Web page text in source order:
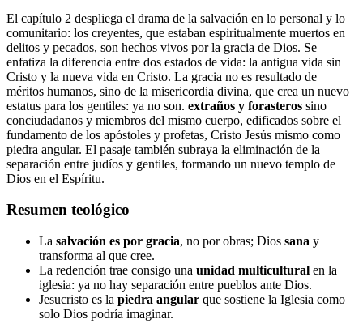
El capítulo 2 despliega el drama de la salvación en lo personal y lo
comunitario: los creyentes, que estaban espiritualmente muertos en
delitos y pecados, son hechos vivos por la gracia de Dios. Se
enfatiza la diferencia entre dos estados de vida: la antigua vida sin
Cristo y la nueva vida en Cristo. La gracia no es resultado de
méritos humanos, sino de la misericordia divina, que crea un nuevo
estatus para los gentiles: ya no son. extraños y forasteros sino
conciudadanos y miembros del mismo cuerpo, edificados sobre el
fundamento de los apóstoles y profetas, Cristo Jesús mismo como
piedra angular. El pasaje también subraya la eliminación de la
separación entre judíos y gentiles, formando un nuevo templo de
Dios en el Espíritu.
Resumen teológico
La salvación es por gracia, no por obras; Dios sana y
transforma al que cree.
La redención trae consigo una unidad multicultural en la
iglesia: ya no hay separación entre pueblos ante Dios.
Jesucristo es la piedra angular que sostiene la Iglesia como
solo Dios podría imaginar.